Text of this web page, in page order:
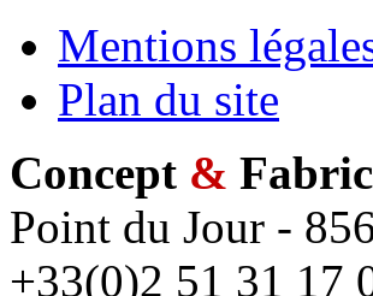
Mentions
Plan du site
Concept &
Point du Jour -
+33(0)2 51 31 17